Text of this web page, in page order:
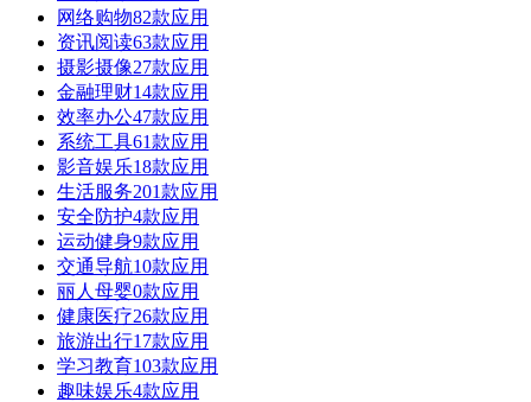
网络购物82款应用
资讯阅读63款应用
摄影摄像27款应用
金融理财14款应用
效率办公47款应用
系统工具61款应用
影音娱乐18款应用
生活服务201款应用
安全防护4款应用
运动健身9款应用
交通导航10款应用
丽人母婴0款应用
健康医疗26款应用
旅游出行17款应用
学习教育103款应用
趣味娱乐4款应用